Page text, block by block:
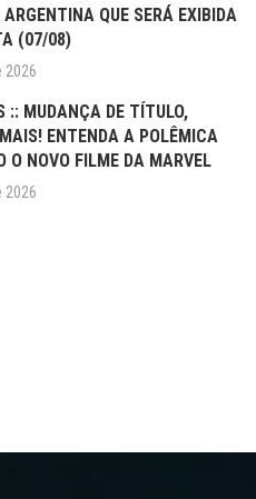
QUE SERÁ EXIBIDA
(07/08)
2026
:: MUDANÇA DE TÍTULO,
ENTENDA A POLÊMICA
O NOVO FILME DA MARVEL
2026